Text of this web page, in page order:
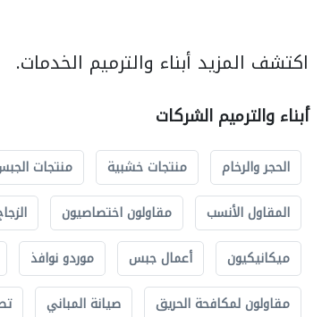
اكتشف المزيد أبناء والترميم الخدمات.
أبناء والترميم الشركات
الحجر والرخام منتجات خشبية منتجات
المقاول الأنسب
مقاولون اختصاصيون
ميكانيكيون
أعمال جبس موردو نوافذ
مقاولون لمكافحة الحريق
صيانة المباني